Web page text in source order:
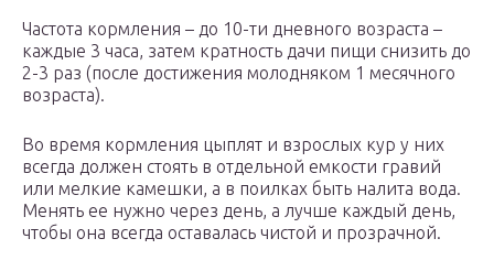
Частота кормления – до 10-ти дневного возраста –
каждые 3 часа, затем кратность дачи пищи снизить до
2-3 раз (после достижения молодняком 1 месячного
возраста).
Во время кормления цыплят и взрослых кур у них
всегда должен стоять в отдельной емкости гравий
или мелкие камешки, а в поилках быть налита вода.
Менять ее нужно через день, а лучше каждый день,
чтобы она всегда оставалась чистой и прозрачной.